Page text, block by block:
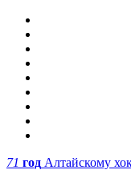
71 год Алтайскому